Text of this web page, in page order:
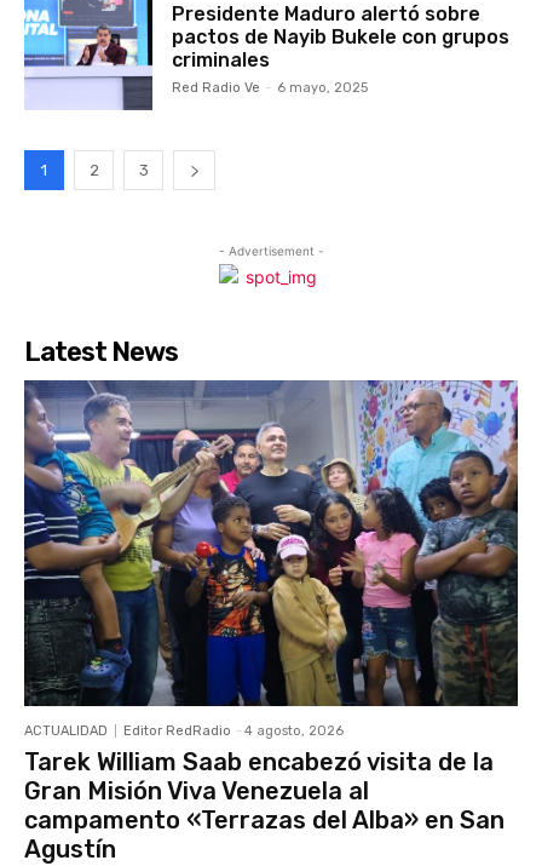
Presidente Maduro alertó sobre
pactos de Nayib Bukele con grupos
criminales
Red Radio Ve - 6 mayo, 2025
1 2 3
- Advertisement -
Latest News
ACTUALIDAD Editor RedRadio - 4 agosto, 2026
Tarek William Saab encabezó visita de la
Gran Misión Viva Venezuela al
campamento «Terrazas del Alba» en San
Agustín